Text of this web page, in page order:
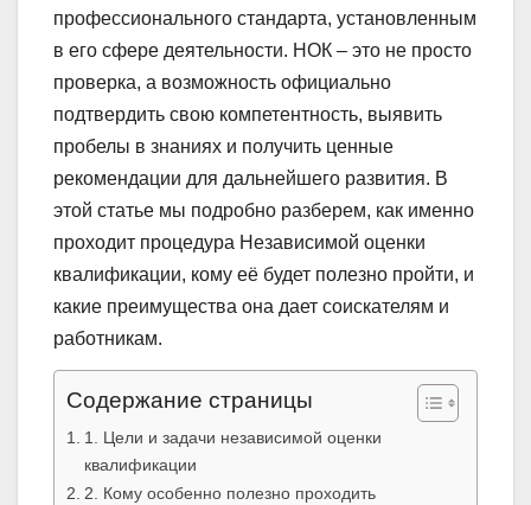
профессионального стандарта, установленным
в его сфере деятельности. НОК – это не просто
проверка, а возможность официально
подтвердить свою компетентность, выявить
пробелы в знаниях и получить ценные
рекомендации для дальнейшего развития. В
этой статье мы подробно разберем, как именно
проходит процедура Независимой оценки
квалификации, кому её будет полезно пройти, и
какие преимущества она дает соискателям и
работникам.
Содержание страницы
1. Цели и задачи независимой оценки
квалификации
2. Кому особенно полезно проходить